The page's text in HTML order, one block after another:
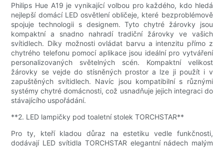
Philips Hue A19 je vynikající volbou pro každého, kdo hledá
nejlepší domácí LED osvětlení obličeje, které bezproblémově
spojuje technologii s designem. Tyto chytré žárovky jsou
kompaktní a snadno nahradí tradiční žárovky ve vašich
svítidlech. Díky možnosti ovládat barvu a intenzitu přímo z
chytrého telefonu pomocí aplikace jsou ideální pro vytváření
personalizovaných světelných scén. Kompaktní velikost
žárovky se vejde do stísněných prostor a lze ji použít i v
zapuštěných svítidlech. Navíc jsou kompatibilní s různými
systémy chytré domácnosti, což usnadňuje jejich integraci do
stávajícího uspořádání.
**2. LED lampičky pod toaletní stolek TORCHSTAR**
Pro ty, kteří kladou důraz na estetiku vedle funkčnosti,
dodávají LED svítidla TORCHSTAR elegantní nádech malým